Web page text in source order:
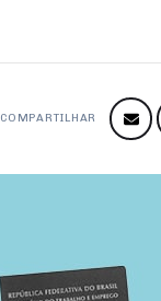
COMPARTILHAR